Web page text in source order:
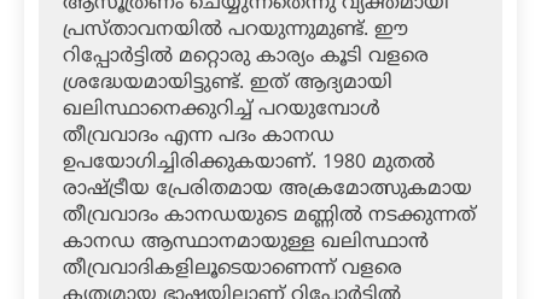
പ്രസ്താവനയില്‍ പറയുന്നുമുണ്ട്. ഈ
റിപ്പോര്‍ട്ടില്‍ മറ്റൊരു കാര്യം കൂടി വളരെ
ശ്രദ്ധേയമായിട്ടുണ്ട്. ഇത് ആദ്യമായി
ഖലിസ്ഥാനെക്കുറിച്ച് പറയുമ്പോള്‍
തീവ്രവാദം എന്ന പദം കാനഡ
ഉപയോഗിച്ചിരിക്കുകയാണ്. 1980 മുതല്‍
രാഷ്ട്രീയ പ്രേരിതമായ അക്രമോത്സുകമായ
തീവ്രവാദം കാനഡയുടെ മണ്ണില്‍ നടക്കുന്നത്
കാനഡ ആസ്ഥാനമായുള്ള ഖലിസ്ഥാന്‍
തീവ്രവാദികളിലൂടെയാണെന്ന് വളരെ